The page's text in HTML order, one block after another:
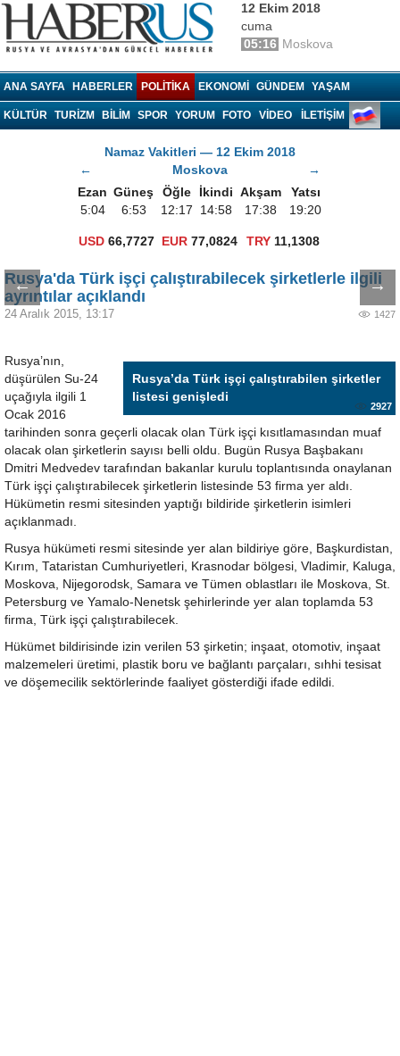
12 Ekim 2018
cuma
05:16 Moskova
ANA SAYFA HABERLER POLITIKA EKONOMI GÜNDEM YAŞAM
KÜLTÜR TURIZM BILIM SPOR YORUM FOTO VIDEO İLETİŞİM
Namaz Vakitleri — 12 Ekim 2018
←
Moskova
→
Ezan Güneş Öğle İkindi Akşam
Yatsı
5:04
6:53 12:17 14:58 17:38 19:20
USD 66,7727 EUR 77,0824 TRY 11,1308
← →
Rusya'da Türk işçi çalıştırabilecek şirketlerle ilgili
ayrıntılar açıklandı
24 Aralık 2015, 13:17 1427
Rusya’da Türk işçi çalıştırabilen şirketler
listesi genişledi
2927
Rusya’nın,
düşürülen Su-24
uçağıyla ilgili 1
Ocak 2016
tarihinden sonra geçerli olacak olan Türk işçi kısıtlamasından muaf
olacak olan şirketlerin sayısı belli oldu. Bugün Rusya Başbakanı
Dmitri Medvedev tarafından bakanlar kurulu toplantısında onaylanan
Türk işçi çalıştırabilecek şirketlerin listesinde 53 firma yer aldı.
Hükümetin resmi sitesinden yaptığı bildiride şirketlerin isimleri
açıklanmadı.
Rusya hükümeti resmi sitesinde yer alan bildiriye göre, Başkurdistan,
Kırım, Tataristan Cumhuriyetleri, Krasnodar bölgesi, Vladimir, Kaluga,
Moskova, Nijegorodsk, Samara ve Tümen oblastları ile Moskova, St.
Petersburg ve Yamalo-Nenetsk şehirlerinde yer alan toplamda 53
firma, Türk işçi çalıştırabilecek.
Hükümet bildirisinde izin verilen 53 şirketin; inşaat, otomotiv, inşaat
malzemeleri üretimi, plastik boru ve bağlantı parçaları, sıhhi tesisat
ve döşemecilik sektörlerinde faaliyet gösterdiği ifade edildi.